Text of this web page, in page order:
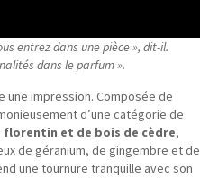
entrez dans une pièce », dit-il.
dans le parfum ».
une impression. Composée de
d’une catégorie de
florentin et de bois de cèdre,
de géranium, de gingembre et de
une tournure tranquille avec son